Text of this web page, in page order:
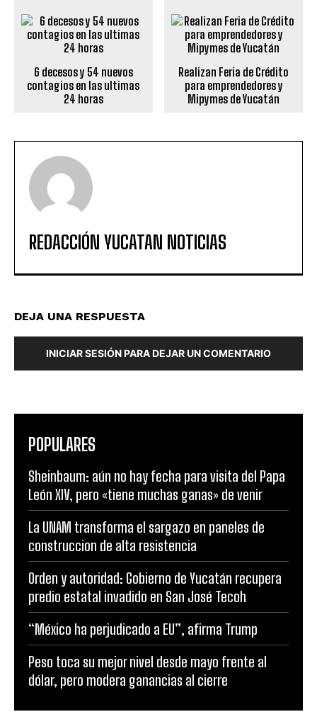
6 decesos y 54 nuevos
contagios en las ultimas
24 horas
Realizan Feria de Crédito
para emprendedores y
Mipymes de Yucatán
REDACCIÓN YUCATAN NOTICIAS
DEJA UNA RESPUESTA
INICIAR SESIÓN PARA DEJAR UN COMENTARIO
POPULARES
Sheinbaum: aún no hay fecha para visita del Papa
León XIV, pero «tiene muchas ganas» de venir
La UNAM transforma el sargazo en paneles de
construccion de alta resistencia
Orden y autoridad: Gobierno de Yucatán recupera
predio estatal invadido en San José Tecoh
“México ha perjudicado a EU”, afirma Trump
Peso toca su mejor nivel desde mayo frente al
dólar, pero modera ganancias al cierre